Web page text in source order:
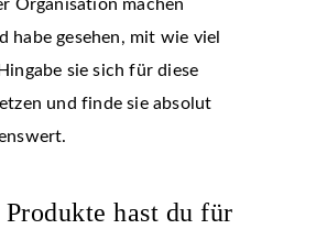
Organisation machen
habe gesehen, mit wie viel
sie sich für diese
und finde sie absolut
hast du für